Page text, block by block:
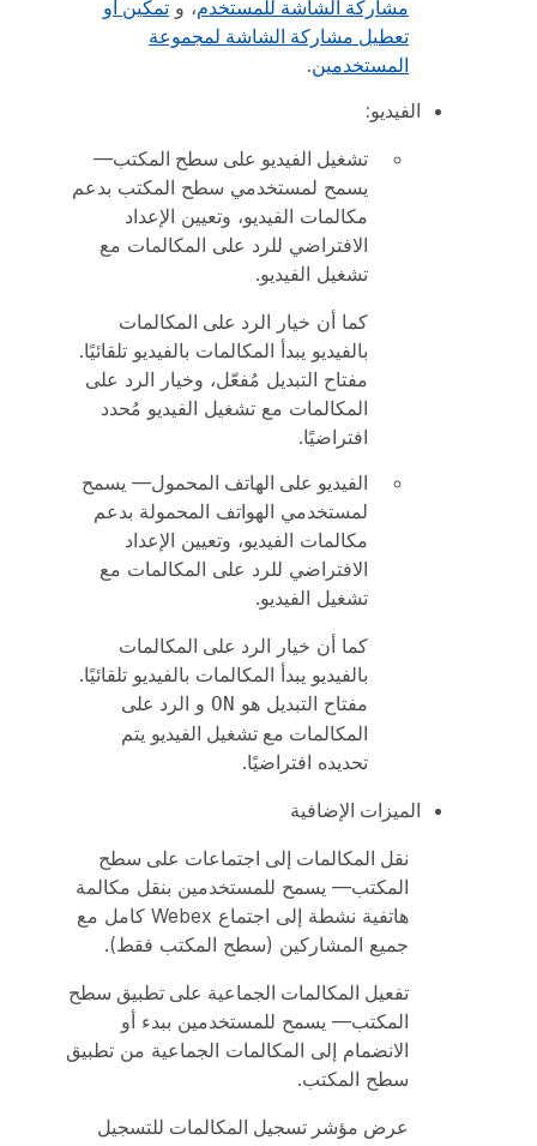
مشاركة الشاشة للمستخدم، و تمكين أو
تعطيل مشاركة الشاشة لمجموعة
المستخدمين.
الفيديو:
تشغيل الفيديو على سطح المكتب—
يسمح لمستخدمي سطح المكتب بدعم
مكالمات الفيديو، وتعيين الإعداد
الافتراضي للرد على المكالمات مع
تشغيل الفيديو.
كما أن خيار الرد على المكالمات
بالفيديو يبدأ المكالمات بالفيديو تلقائيًا.
مفتاح التبديل مُفعّل، وخيار الرد على
المكالمات مع تشغيل الفيديو مُحدد
افتراضيًا.
الفيديو على الهاتف المحمول— يسمح
لمستخدمي الهواتف المحمولة بدعم
مكالمات الفيديو، وتعيين الإعداد
الافتراضي للرد على المكالمات مع
تشغيل الفيديو.
كما أن خيار الرد على المكالمات
بالفيديو يبدأ المكالمات بالفيديو تلقائيًا.
مفتاح التبديل هو ON و الرد على
المكالمات مع تشغيل الفيديو يتم
تحديده افتراضيًا.
الميزات الإضافية
نقل المكالمات إلى اجتماعات على سطح
المكتب— يسمح للمستخدمين بنقل مكالمة
هاتفية نشطة إلى اجتماع Webex كامل مع
جميع المشاركين (سطح المكتب فقط).
تفعيل المكالمات الجماعية على تطبيق سطح
المكتب— يسمح للمستخدمين ببدء أو
الانضمام إلى المكالمات الجماعية من تطبيق
سطح المكتب.
عرض مؤشر تسجيل المكالمات للتسجيل